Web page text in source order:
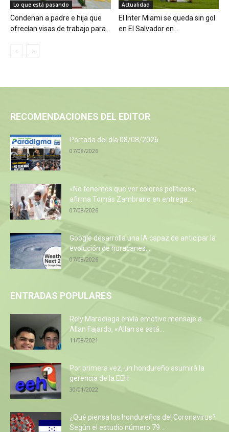
Lo que está pasando
Condenan a padre e hija que
ofrecían visas de trabajo para...
Actualidad
El Inter Miami se queda sin gol
en El Salvador en...
RECOMENDACIONES DEL EDITOR
Portada del día 08/08/2026
07/08/2026
«No tenemos que ver colores políticos»,
afirma Tomás Zambrano en entrega...
07/08/2026
Google desarrolla una IA capaz de anticipar la
evolución de huracanes...
07/08/2026
ENTRADAS POPULARES
Rely Maradiaga envía emotivo mensaje a
Allan Fajardo, «Allan se está...
11/08/2021
Por primera vez, un hondureño asumirá la
gerencia de la EEH
30/01/2022
¿Qué piensa los hondureños del Coronavirus?
Según el estudio número 79...